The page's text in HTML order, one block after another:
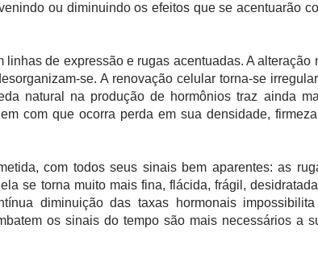
ou diminuindo os efeitos que se acentuarão
de expressão e rugas acentuadas. A alteração
se. A renovação celular torna-se
natural na produção de hormônios traz ainda
com que ocorra perda em sua densidade,
com todos seus sinais bem aparentes: as
se torna muito mais fina, flácida, frágil,
diminuição das taxas hormonais
os sinais do tempo são mais necessários a